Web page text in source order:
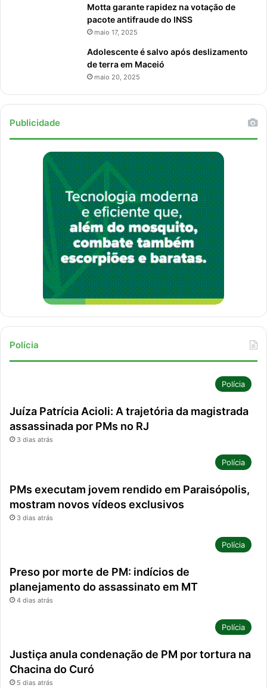
Motta garante rapidez na votação de
pacote antifraude do INSS
maio 17, 2025
Adolescente é salvo após deslizamento
de terra em Maceió
maio 20, 2025
Publicidade
Polícia
Polícia
Juíza Patrícia Acioli: A trajetória da magistrada
assassinada por PMs no RJ
3 dias atrás
Polícia
PMs executam jovem rendido em Paraisópolis,
mostram novos vídeos exclusivos
3 dias atrás
Polícia
Preso por morte de PM: indícios de
planejamento do assassinato em MT
4 dias atrás
Polícia
Justiça anula condenação de PM por tortura na
Chacina do Curó
5 dias atrás